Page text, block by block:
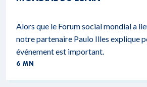
Alors que le Forum social mondial a
notre partenaire Paulo Illes explique
événement est important.
6 MN